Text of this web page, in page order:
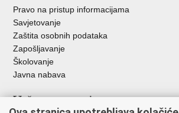
Pravo na pristup informacijama
Savjetovanje
Zaštita osobnih podataka
Zapošljavanje
Školovanje
Javna nabava
Važne poveznice